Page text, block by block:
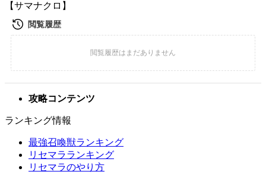
【サマナクロ】
攻略コンテンツ
ランキング情報
最強召喚獣ランキング
リセマラランキング
リセマラのやり方